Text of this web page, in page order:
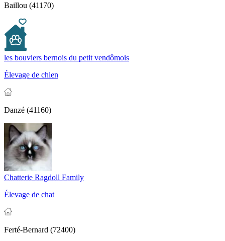
Baillou (41170)
les bouviers bernois du petit vendômois
Élevage de chien
Danzé (41160)
Chatterie Ragdoll Family
Élevage de chat
Ferté-Bernard (72400)